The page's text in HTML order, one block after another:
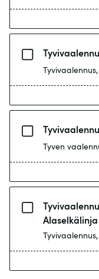
Tyven
Alaselkälinja